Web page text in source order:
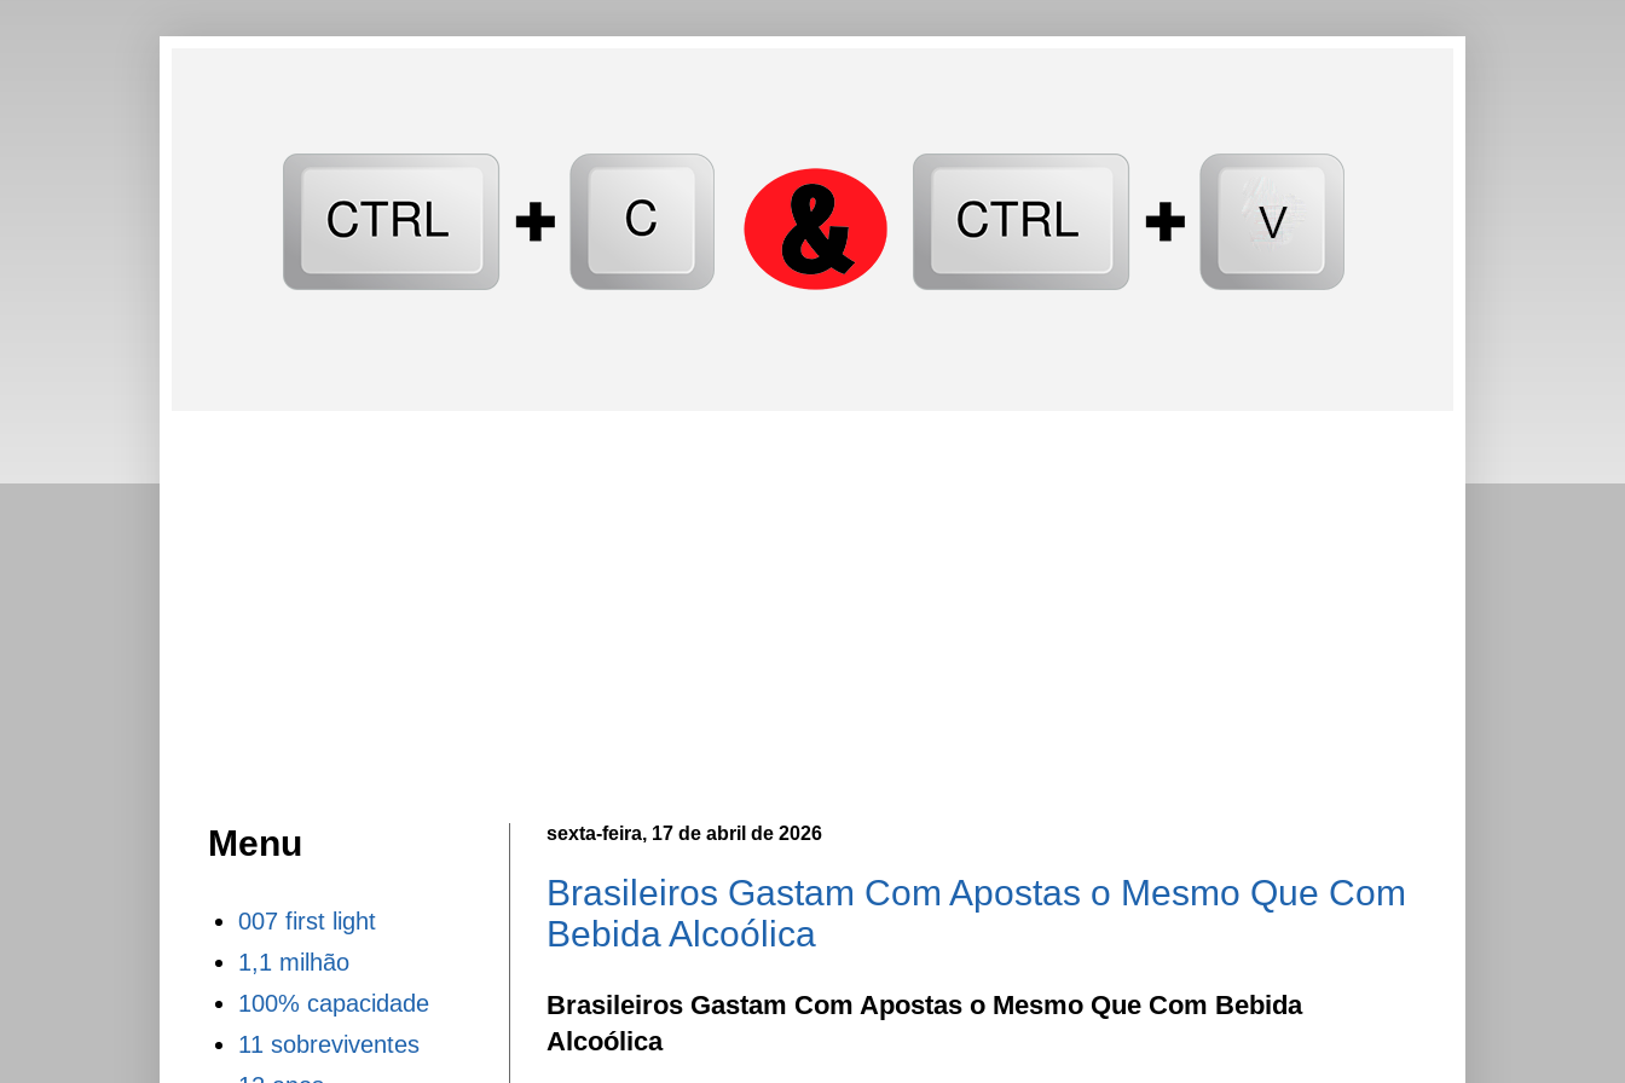
sexta-feira, 17 de abril de 2026
Brasileiros Gastam Com Apostas o Mesmo Que Com
Bebida Alcoólica
Brasileiros Gastam Com Apostas o Mesmo Que Com Bebida
Alcoólica
Menu
007 first light
1,1 milhão
100% capacidade
11 sobreviventes